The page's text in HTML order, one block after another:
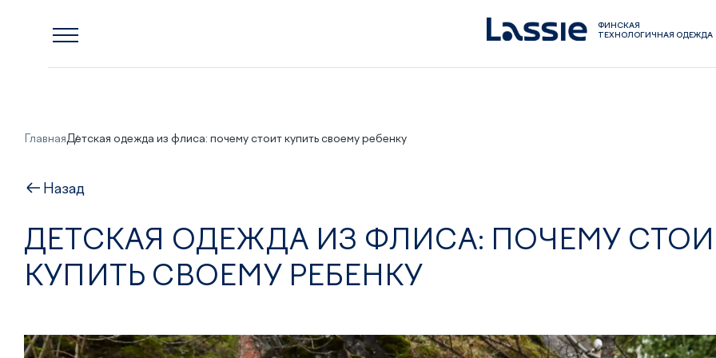
ФИНСКАЯ
ТЕХНОЛОГИЧНАЯ ОДЕЖДА
ГлавнаяДетская одежда из флиса: почему стоит купить своему ребенку
Назад
ДЕТСКАЯ ОДЕЖДА ИЗ ФЛИСА: ПОЧЕМУ
КУПИТЬ СВОЕМУ РЕБЕНКУ